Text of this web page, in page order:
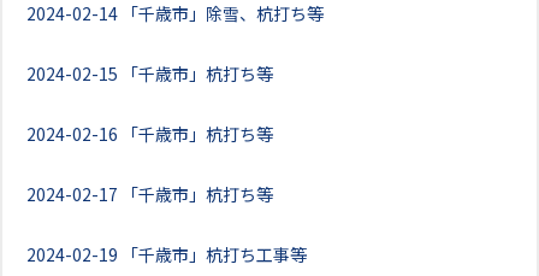
2024-02-14 「千歳市」除雪、杭打ち等
2024-02-15 「千歳市」杭打ち等
2024-02-16 「千歳市」杭打ち等
2024-02-17 「千歳市」杭打ち等
2024-02-19 「千歳市」杭打ち工事等